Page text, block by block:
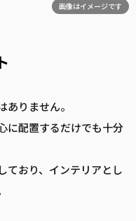
画像はイメージです
りません。
に配置するだけでも十分
ており、インテリアとし